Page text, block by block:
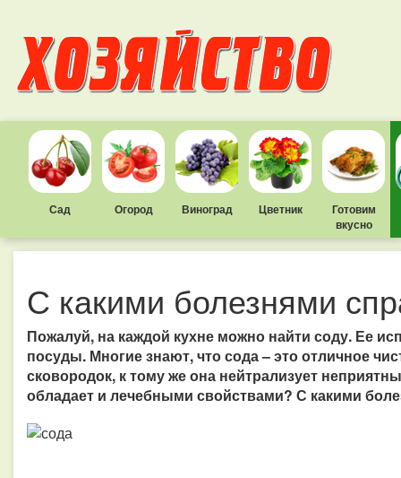
Сад Огород Виноград Цветник
Готовим
вкусно
С какими болезнями
Пожалуй, на каждой кухне можно найти соду. Ее
посуды. Многие знают, что сода – это отличное
сковородок, к тому же она нейтрализует
обладает и лечебными свойствами? С какими